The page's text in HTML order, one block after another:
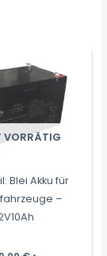
VORRÄTIG
Blei Akku für
–